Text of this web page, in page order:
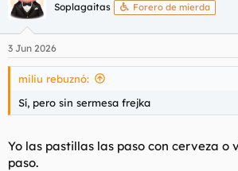
Soplagaitas Forero de mierda
3 Jun 2026
miliu rebuznó:
Sí, pero sin sermesa frejka
Yo las pastillas las paso con cerveza o
paso.